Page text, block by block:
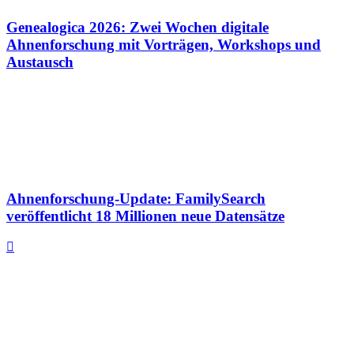
Genealogica 2026: Zwei Wochen digitale
Ahnenforschung mit Vorträgen, Workshops und
Austausch
Ahnenforschung-Update: FamilySearch
veröffentlicht 18 Millionen neue Datensätze